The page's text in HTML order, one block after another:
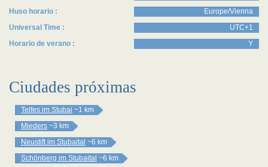
Huso horario :
Europe/Vienna
Universal Time :
UTC+1
Horario de verano :
Y
Ciudades próximas
Telfes im Stubai ~1 km
Mieders ~3 km
Neustift im Stubaital ~6 km
Schönberg im Stubaital ~6 km